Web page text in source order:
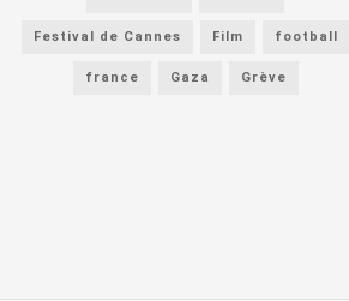
Festival de Cannes Film football
france Gaza Grève